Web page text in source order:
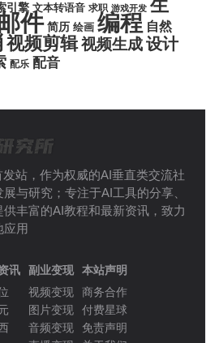
引擎 文本转语音 求职 游戏开发 生
件 简历 绘画 编程 自然
视频剪辑视频生成设计
配乐 配音
站，作为权威的AI垂直类交流社
与研究；专注于AI工具的分享、
丰富的AI教程和最新资讯，致力
应用
讯
副业变现
视频变现
图片变现
音频变现
本站声明
商务合作
付费星球
免责声明